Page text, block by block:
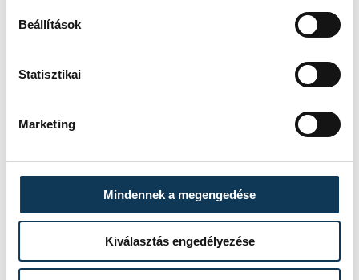
Beállítások
Statisztikai
Marketing
Mindennek a megengedése
Kiválasztás engedélyezése
Balázs Bandája, a Kiscsillag, Kolibri, Sisi, a
Soulwave és a Honeybeast is.
SZERZŐ
vehir.hu